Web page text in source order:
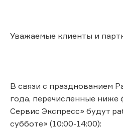
Уважаемые клиенты и
В связи с празднованием
года, перечисленные ниже
Сервис Экспресс» будут
субботе» (10:00-14:00):